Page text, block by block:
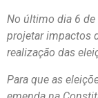
No último dia 6
projetar impactos
realização das
Para que as